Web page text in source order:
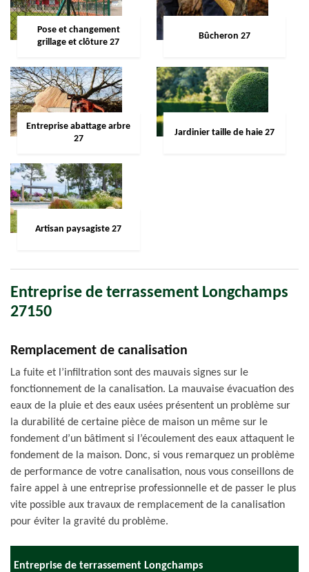
Pose et changement
grillage et clôture 27
Bûcheron 27
Entreprise abattage arbre
27
Jardinier taille de haie 27
Artisan paysagiste 27
Entreprise de terrassement Longchamps
27150
Remplacement de canalisation
La fuite et l’infiltration sont des mauvais signes sur le
fonctionnement de la canalisation. La mauvaise évacuation des
eaux de la pluie et des eaux usées présentent un problème sur
la durabilité de certaine pièce de maison un même sur le
fondement d’un bâtiment si l’écoulement des eaux attaquent le
fondement de la maison. Donc, si vous remarquez un problème
de performance de votre canalisation, nous vous conseillons de
faire appel à une entreprise professionnelle et de passer le plus
vite possible aux travaux de remplacement de la canalisation
pour éviter la gravité du problème.
Entreprise de terrassement Longchamps